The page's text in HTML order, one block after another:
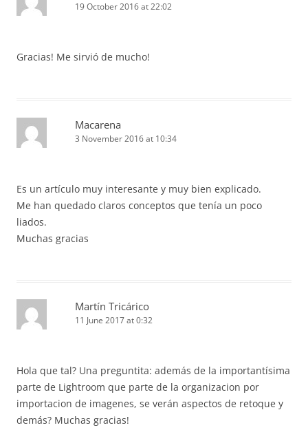
19 October 2016 at 22:02
Gracias! Me sirvió de mucho!
Macarena
3 November 2016 at 10:34
Es un artículo muy interesante y muy bien explicado.
Me han quedado claros conceptos que tenía un poco
liados.
Muchas gracias
Martín Tricárico
11 June 2017 at 0:32
Hola que tal? Una preguntita: además de la importantísima
parte de Lightroom que parte de la organizacion por
importacion de imagenes, se verán aspectos de retoque y
demás? Muchas gracias!